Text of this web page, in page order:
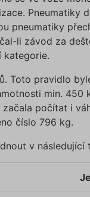
Pneumatiky
pneumatiky
li závod za
kategorie.
Toto pravidlo
min. 450
počítat i
číslo 796 kg.
v následující
1 den
1 den
1 rok
LLC
5 měsíců